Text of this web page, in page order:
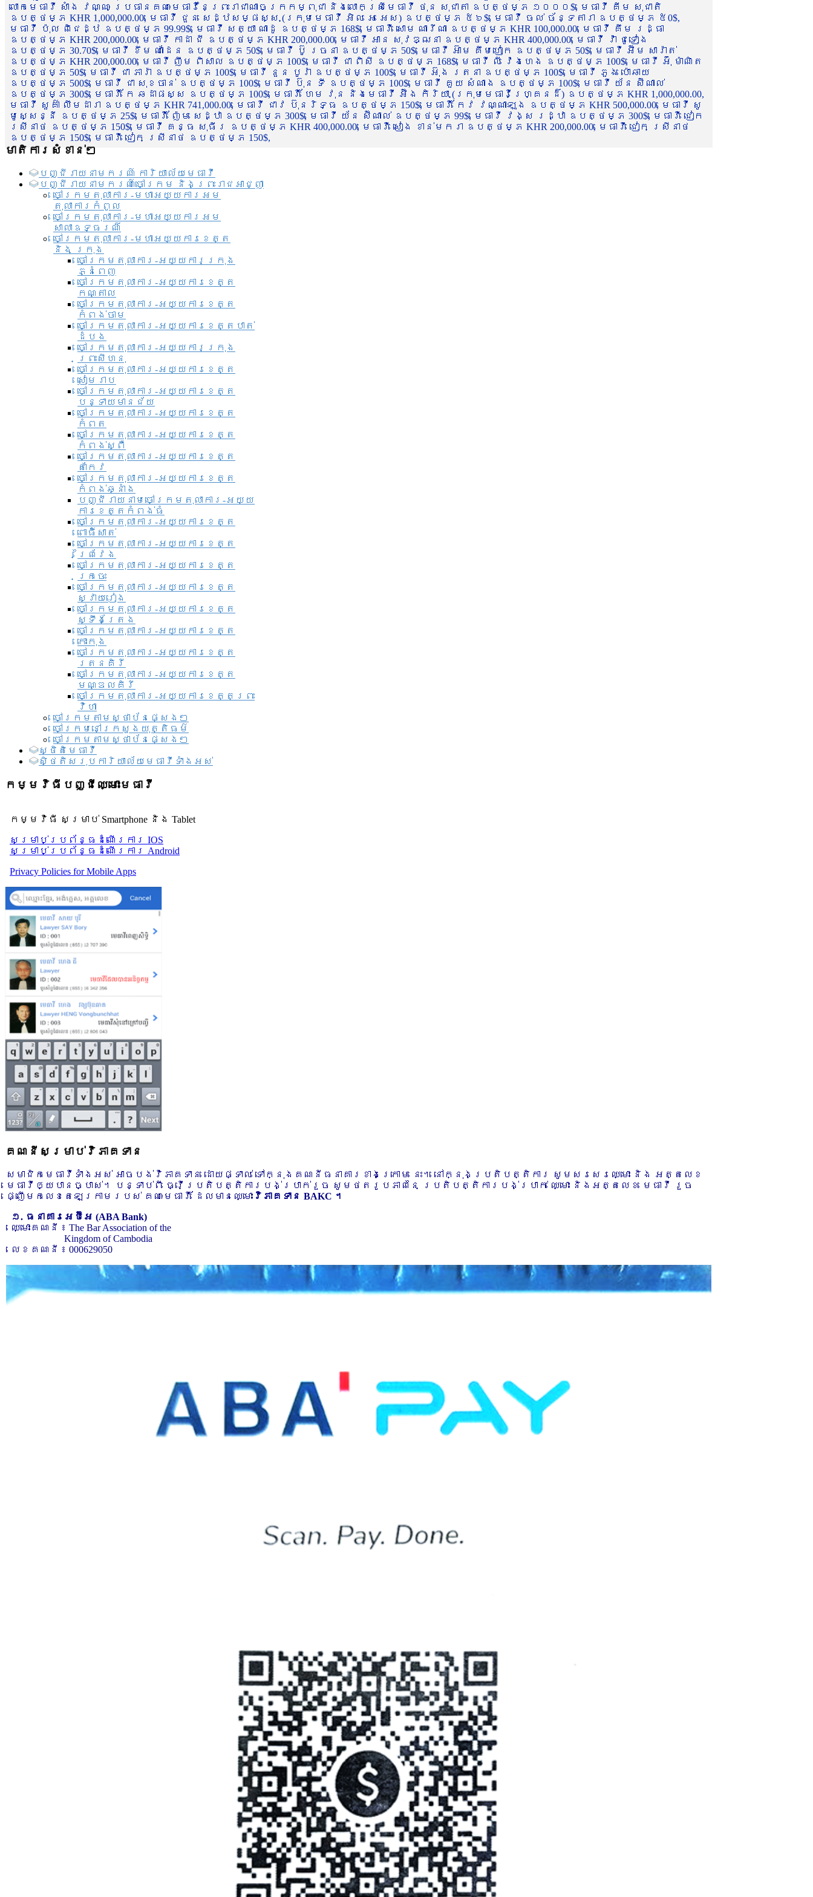
លោកមេធាវី សាំង វណ្ណៈ ប្រធានគណៈមេធាវីនៃព្រះរាជាណាចក្រកម្ពុជា និងលោកស្រីមេធាវី ថុន សុជាតា ឧបត្ថម្ភ ១០០០$, មេធាវី គីម សុជាតិ
ឧបត្ថម្ភ KHR 1,000,000.00, មេធាវី ជួន សេដ្ឋសម្ផស្ស (ក្រុមមេធាវី អិល អេ អេស) ឧបត្ថម្ភ ៥៦$, មេធាវី ចល់ ច័ន្ទតារា ឧបត្ថម្ភ ៥0$,
មេធាវី ប៉ុល ពិជេដ្ឋ ឧបត្ថម្ភ 99.99$, មេធាវី សត្យា ណាដូ ឧបត្ថម្ភ 168$, មេធាវី សោម ណារីណា ឧបត្ថម្ភ KHR 100,000.00, មេធាវី គឹម រដ្ធា
ឧបត្ថម្ភ KHR 200,000.00, មេធាវី កាដា ជី ឧបត្ថម្ភ KHR 200,000.00, មេធាវី អាន សុវឌ្ឍនា ឧបត្ថម្ភ KHR 400,000.00, មេធាវី វ៉ា ជូទៀង
ឧបត្ថម្ភ 30.70$, មេធាវី ខឹម ណាដែន ឧបត្ថម្ភ 50$, មេធាវី ប៊ូ រចនា ឧបត្ថម្ភ 50$, មេធាវី អ៊ាម គឹមហៀក ឧបត្ថម្ភ 50$, មេធាវី អ៊ឹម សារ៉ាត់
ឧបត្ថម្ភ KHR 200,000.00, មេធាវី ញឹម ពិសាល ឧបត្ថម្ភ 100$, មេធាវី ជា ពិសី ឧបត្ថម្ភ 168$, មេធាវី លី វ៉េងហេង ឧបត្ថម្ភ 100$, មេធាវី អ៊ុំ ម៉ាណិត
ឧបត្ថម្ភ 50$, មេធាវី ជា ភារ៉ា ឧបត្ថម្ភ 100$, មេធាវី នួន បូរ៉ា ឧបត្ថម្ភ 100$, មេធាវី អ៊ុង រតនា ឧបត្ថម្ភ 100$, មេធាវី ភួង ប៉ោឆាយ
ឧបត្ថម្ភ 500$, មេធាវី ជា សុខចាន់ ឧបត្ថម្ភ 100$, មេធាវី ប៊ុន ទី ឧបត្ថម្ភ 100$, មេធាវី គួយ សំណាង ឧបត្ថម្ភ 100$, មេធាវី យ័ន ស៊ីណាល់
ឧបត្ថម្ភ 300$, មេធាវី កែ ឆដាផស្ស ឧបត្ថម្ភ 100$, មេធាវី ហែម វុន និងមេធាវី អ៊ឹង កិរិយា (ក្រុមមេធាវីហ្គ្រេនដ៏) ឧបត្ថម្ភ KHR 1,000,000.00,
មេធាវី សួគ៌ា លឹមដារា ឧបត្ថម្ភ KHR 741,000.00, មេធាវី ជាវ ប៊ុនរិទ្ធ ឧបត្ថម្ភ 150$, មេធាវី កែវ វណ្ណាឡុង ឧបត្ថម្ភ KHR 500,000.00, មេធាវី សូ
មូសេ្សន្នី ឧបត្ថម្ភ 25$, មេធាវី ញ៉ែម សេដ្ឋា ឧបត្ថម្ភ 300$, មេធាវី យ័ន ស៊ីណាល់ ឧបត្ថម្ភ 99$, មេធាវី វង្ស រដ្ឋា ឧបត្ថម្ភ 300$, មេធាវី ជៀក
ស្រីនាថ ឧបត្ថម្ភ 150$, មេធាវី គន្ធ សុធីរ ឧបត្ថម្ភ KHR 400,000.00, មេធាវី សៀង ខាន់មករា ឧបត្ថម្ភ KHR 200,000.00, មេធាវី ជៀក ស្រីនាថ
ឧបត្ថម្ភ 150$, មេធាវី ជៀក ស្រីនាថ ឧបត្ថម្ភ 150$,
មាតិការសំខាន់ៗ
បញ្ជី​រាយ​នាមករណ៍ ការិយាល័យ​មេធាវី​
បញ្ជី​រាយ​នាមករណ៍​ចៅក្រម និងព្រះរាជអាជ្ញា
ចៅក្រមតុលាការ-មហាអយ្យការអម
តុលាការកំពូល
ចៅក្រមតុលាការ-មហាអយ្យការអម
សាលាឧទ្ធរណ៏
ចៅក្រមតុលាការ-មហាអយ្យការខេត្ត
និង ក្រុង
ចៅក្រមតុលាការ-អយ្យការក្រុង
ភ្នំពេញ
ចៅក្រមតុលាការ-អយ្យការខេត្ត
កណ្តាល
ចៅក្រមតុលាការ-អយ្យការខេត្ត
កំពង់ចាម
ចៅក្រមតុលាការ-អយ្យការខេត្តបាត់
ដំបង
ចៅក្រមតុលាការ-អយ្យការ​ក្រុង
ព្រះសីហនុ
ចៅក្រមតុលាការ-អយ្យការខេត្ត
សៀមរាប
ចៅក្រមតុលាការ-អយ្យការខេត្ត
បន្ទាយមានជ័យ
ចៅក្រមតុលាការ-អយ្យការខេត្ត
កំពត
ចៅក្រមតុលាការ-អយ្យការខេត្ត
កំពង់ស្ពឺ
ចៅក្រមតុលាការ-អយ្យការខេត្ត
តាកែវ
ចៅក្រមតុលាការ-អយ្យការខេត្ត
កំពង់ឆ្នាំង
បញ្ជីរាយនាមចៅក្រមតុលាការ-អយ្យ
ការខេត្តកំពង់ធំ
ចៅក្រមតុលាការ-អយ្យការខេត្ត
ពោធិ៍សាត់
ចៅក្រមតុលាការ-អយ្យការខេត្ត
ព្រៃវែង
ចៅក្រមតុលាការ-អយ្យការខេត្ត
ក្រចេះ
ចៅក្រមតុលាការ-អយ្យការខេត្ត
ស្វាយរៀង
ចៅក្រមតុលាការ-អយ្យការខេត្ត
ស្ទឹងត្រែង
ចៅក្រមតុលាការ-អយ្យការខេត្ត
កោះកុង
ចៅក្រមតុលាការ-អយ្យការខេត្ត
រតនគិរី
ចៅក្រមតុលាការ-អយ្យការខេត្ត
មណ្ឌលគិរី
ចៅក្រមតុលាការ-អយ្យការខេត្តព្រះ
វិហា
ចៅក្រមតាមស្ថាប័នផ្សេងៗ
ចៅក្រមនៅក្រសួងយុត្តិធម៌
ចៅក្រមតាមស្ថាប័នផ្សេងៗ
ស្ថិតិមេធាវី
សិ្ថតិសរុបការិយាល័យមេធាវីទាំងអស់​
កម្មវិធីបញ្ជីឈ្មោះមេធាវី
កម្មវិធី សម្រាប់ Smartphone និង Tablet
សម្រាប់​ប្រព័ន្ធដំណើរការ IOS
សម្រាប់​ប្រព័ន្ធដំណើរការ Android
Privacy Policies for Mobile Apps
គណនីសម្រាប់វិភាគទាន
សមាជិកមេធាវីទាំងអស់ អាចបង់វិភាគទាន ដោយផ្ទាល់ ទៅក្នុងគណនីធនាគារខាងក្រោម នេះ។ នៅក្នុងប្រតិបត្តិការ សូមសរសេរឈ្មោះ និង អត្តលេខ
មេធាវីឲ្យបានច្បាស់។ បន្ទាប់ពី ធ្វើប្រតិបត្តិការបង់ប្រាក់រួច សូមថតរូបភាពនៃ ប្រតិបត្តិការបង់ប្រាក់ ឈ្មោះ និងអត្តលេខ មេធាវី រួច
ផ្ញើមកលេខតេឡេក្រាមរបស់ គណៈមេធាវី ដែលមានឈ្មោះ វិភាគទាន BAKC ។
១. ធនាគារអេប៊ីអេ (ABA Bank)
ឈ្មោះគណនី ៖ The Bar Association of the
Kingdom of Cambodia
លេខគណនី ៖ 000629050